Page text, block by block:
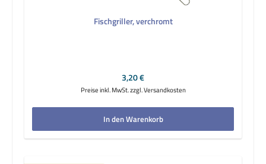
Fischgriller, verchromt
Regulärer Preis:
3,20 €
Preise inkl. MwSt. zzgl. Versandkosten
In den Warenkorb